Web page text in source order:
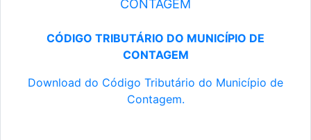
CONTAGEM
CÓDIGO TRIBUTÁRIO DO MUNICÍPIO DE
CONTAGEM
Download do Código Tributário do Município de
Contagem.